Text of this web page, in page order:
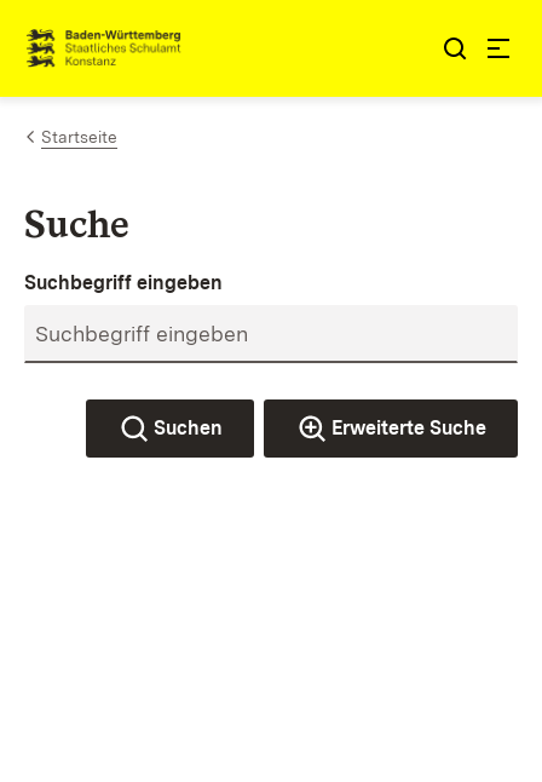
Zum Inhalt springen
Link zur Startseite
Startseite
Suche
Suchbegriff eingeben
Suchen Erweiterte Suche